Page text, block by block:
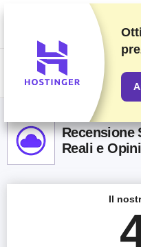
Classifichiamo i fornitori in base
anche in considerazione la tua
gli stessi fornitori. Questa
sulla pubblicità
Recensione
Reali e
Il